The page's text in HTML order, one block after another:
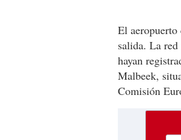
El aeropuerto
salida. La red
hayan
Malbeek,
Comisión